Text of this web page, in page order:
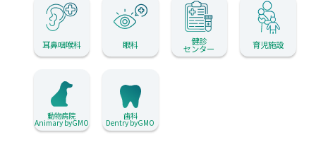
耳鼻咽喉科 眼科 健診
センター 育児施設
動物病院
Animary byGMO
歯科
Dentry byGMO